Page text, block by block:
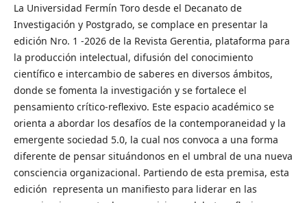
La Universidad Fermín Toro desde el Decanato de
Investigación y Postgrado, se complace en presentar la
edición Nro. 1 -2026 de la Revista Gerentia, plataforma para
la producción intelectual, difusión del conocimiento
científico e intercambio de saberes en diversos ámbitos,
donde se fomenta la investigación y se fortalece el
pensamiento crítico-reflexivo. Este espacio académico se
orienta a abordar los desafíos de la contemporaneidad y la
emergente sociedad 5.0, la cual nos convoca a una forma
diferente de pensar situándonos en el umbral de una nueva
consciencia organizacional. Partiendo de esta premisa, esta
edición representa un manifiesto para liderar en las